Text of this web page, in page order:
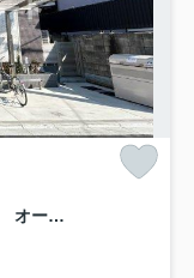
ラグナ・ベルデ桜新町 築浅 宅配BOX オートロック